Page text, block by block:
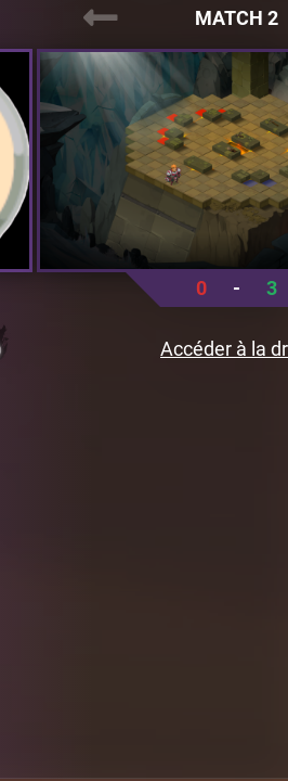
MATCH 2
0 - 3
Accéder à la